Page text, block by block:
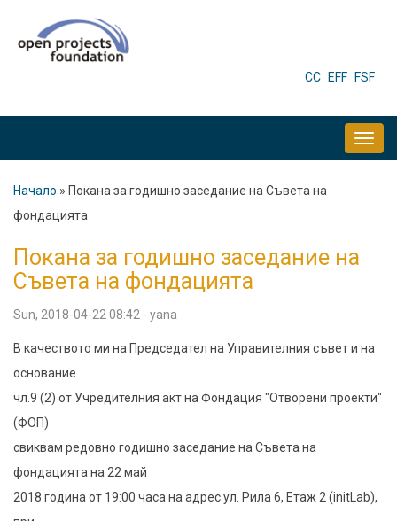
HEADER
CC EFF FSF
Breadcrumb
Начало
Покана за годишно заседание на Съвета на
фондацията
Покана за годишно заседание на
Съвета на фондацията
Sun, 2018-04-22 08:42 - yana
В качеството ми на Председател на Управителния съвет и на
основание
чл.9 (2) от Учредителния акт на Фондация "Отворени проекти"
(ФОП)
свиквам редовно годишно заседание на Съвета на
фондацията на 22 май
2018 година от 19:00 часа на адрес ул. Рила 6, Етаж 2 (initLab),